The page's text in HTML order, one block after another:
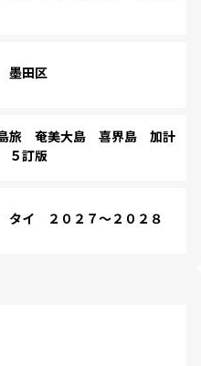
墨田区
旅 奄美大島 喜界島 加計
５訂版
イ ２０２７～２０２８